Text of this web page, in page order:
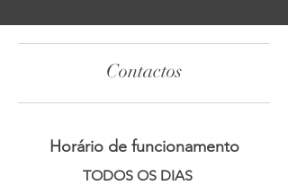
Contactos
Horário de funcionamento
TODOS OS DIAS